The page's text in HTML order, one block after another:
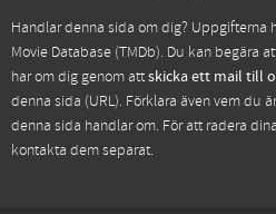
Handlar denna sida om dig? Uppgifterna
Movie Database (TMDb). Du kan begära
har om dig genom attskicka ett mail till
denna sida (URL). Förklara även vem du
denna sida handlar om. För att radera
kontakta dem separat.